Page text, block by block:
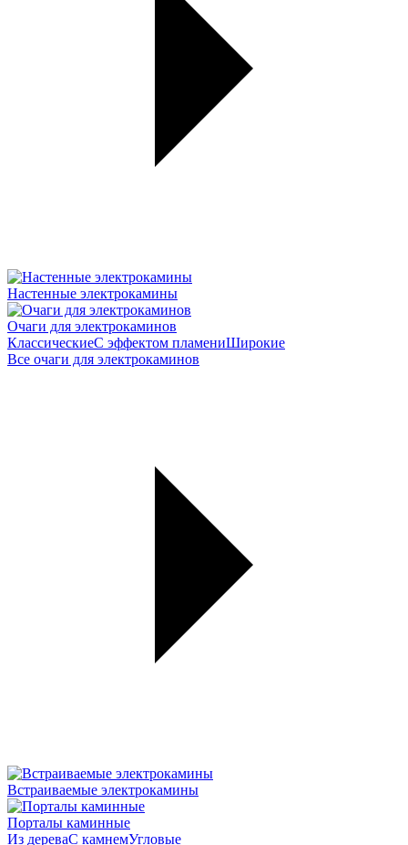
Настенные электрокамины
Очаги для электрокаминов
КлассическиеС эффектом пламениШирокие
Все очаги для электрокаминов
Встраиваемые электрокамины
Порталы каминные
Из дереваС камнемУгловые